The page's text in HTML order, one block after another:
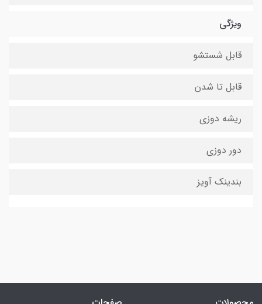
ویژگی
قابل شستشو
قابل تا شدن
ریشه دوزی
دور دوزی
بندینک آویز